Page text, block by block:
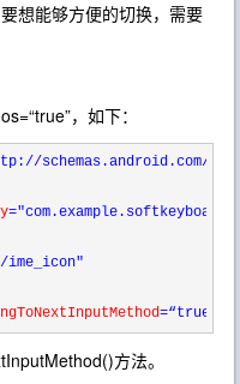
想能够方便的切换，需要
，如下：
schemas.android.com/
ime_icon"
=“true">
方法。